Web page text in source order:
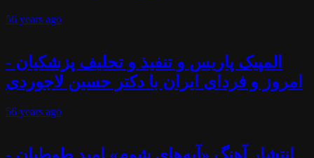
56 years ago
المپیک پاریس و تنفیذ و تحلیف پزشکیان -
امروز و فردای ایران با دکتر حسین لاجوردی
56 years ago